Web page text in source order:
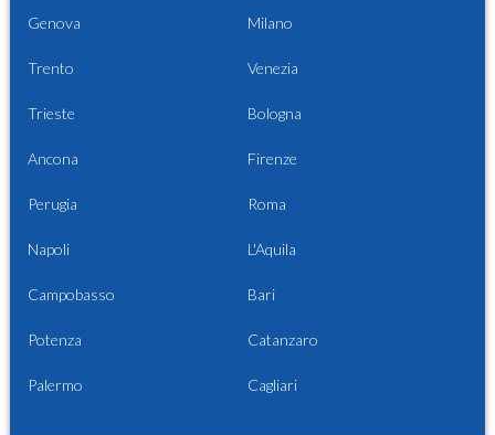
Genova Milano
Trento Venezia
Trieste Bologna
Ancona Firenze
Perugia Roma
Napoli L'Aquila
Campobasso Bari
Potenza Catanzaro
Palermo Cagliari